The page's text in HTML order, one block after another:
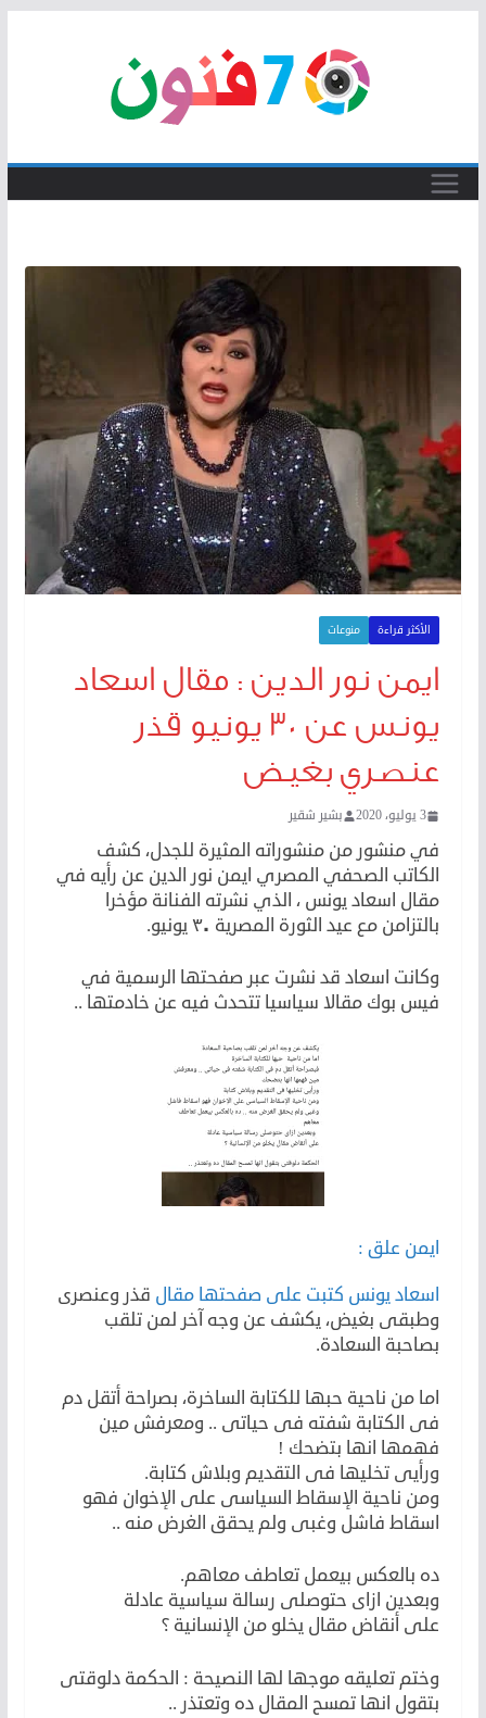
الأكثر قراءة منوعات
ايمن نور الدين : مقال اسعاد
يونس عن ٣٠ يونيو قذر
عنصري بغيض
3 يوليو، 2020 بشير شقير
في منشور من منشوراته المثيرة للجدل، كشف
الكاتب الصحفي المصري ايمن نور الدين عن رأيه في
مقال اسعاد يونس ، الذي نشرته الفنانة مؤخرا
بالتزامن مع عيد الثورة المصرية ٣٠ يونيو.
وكانت اسعاد قد نشرت عبر صفحتها الرسمية في
فيس بوك مقالا سياسيا تتحدث فيه عن خادمتها ..
ايمن علق :
اسعاد يونس كتبت على صفحتها مقال قذر وعنصرى
وطبقى بغيض، يكشف عن وجه آخر لمن تلقب
بصاحبة السعادة.
اما من ناحية حبها للكتابة الساخرة، بصراحة أتقل دم
فى الكتابة شفته فى حياتى .. ومعرفش مين
فهمها انها بتضحك !
ورأيى تخليها فى التقديم وبلاش كتابة.
ومن ناحية الإسقاط السياسى على الإخوان فهو
اسقاط فاشل وغبى ولم يحقق الغرض منه ..
ده بالعكس بيعمل تعاطف معاهم.
وبعدين ازاى حتوصلى رسالة سياسية عادلة
على أنقاض مقال يخلو من الإنسانية ؟
وختم تعليقه موجها لها النصيحة : الحكمة دلوقتى
بتقول انها تمسح المقال ده وتعتذر ..